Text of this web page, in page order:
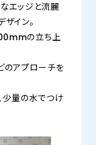
エッジと流麗
イン。
の立ち上
のアプローチを
少量の水でつけ